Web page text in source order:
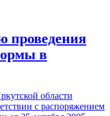
проведения
в
области
с распоряжением